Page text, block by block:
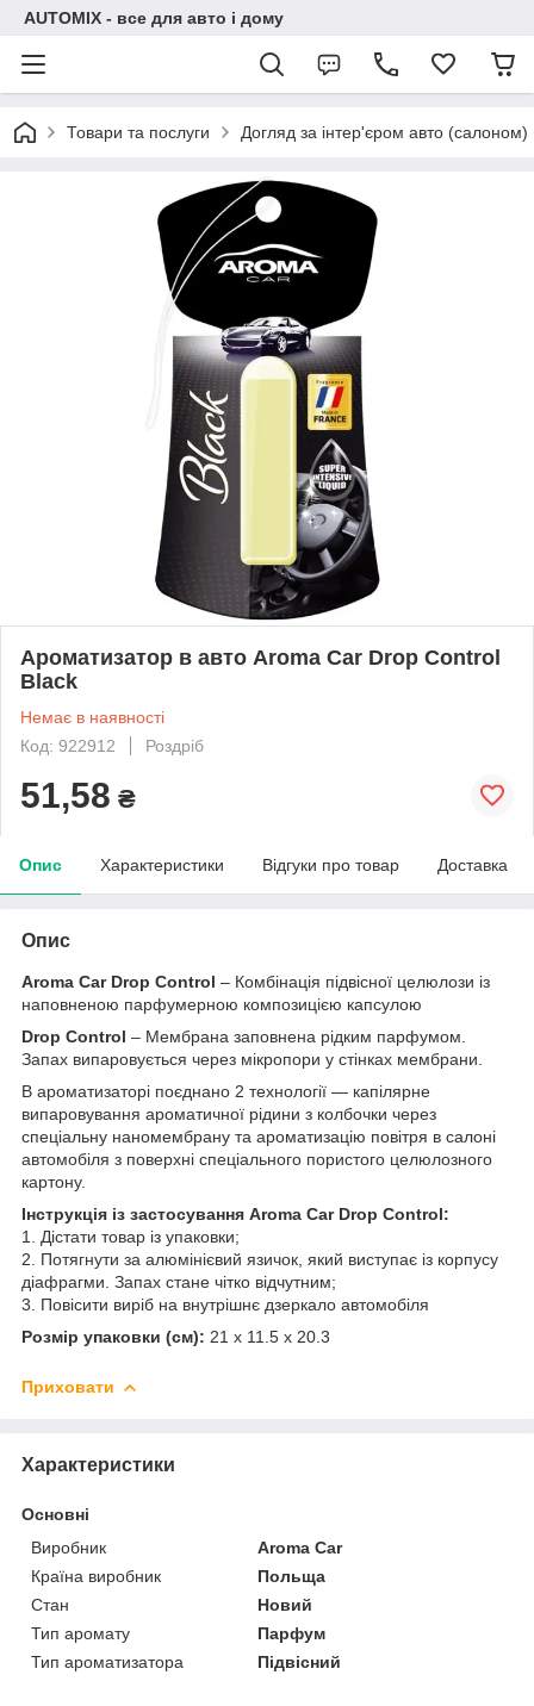
AUTOMIX - все для авто і дому
Товари та послуги Догляд за інтер'єром авто (салоном)
Ароматизатор в авто Aroma Car Drop Control
Black
Немає в наявності
Код: 922912
Роздріб
51,58 ₴
Опис Характеристики Відгуки про товар Доставка
Опис
Aroma Car Drop Control – Комбінація підвісної целюлози із
наповненою парфумерною композицією капсулою
Drop Control – Мембрана заповнена рідким парфумом.
Запах випаровується через мікропори у стінках мембрани.
В ароматизаторі поєднано 2 технології — капілярне
випаровування ароматичної рідини з колбочки через
спеціальну наномембрану та ароматизацію повітря в салоні
автомобіля з поверхні спеціального пористого целюлозного
картону.
Інструкція із застосування Aroma Car Drop Control:
1. Дістати товар із упаковки;
2. Потягнути за алюмінієвий язичок, який виступає із корпусу
діафрагми. Запах стане чітко відчутним;
3. Повісити виріб на внутрішнє дзеркало автомобіля
Розмір упаковки (см): 21 x 11.5 x 20.3
Приховати
Характеристики
Основні
Виробник
Aroma Car
Країна виробник
Польща
Стан
Новий
Тип аромату
Парфум
Тип ароматизатора
Підвісний